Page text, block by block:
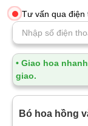
Tư vấn qua điện
• Giao hoa
giao.
Bó hoa hồng